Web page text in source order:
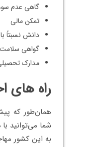
گاهی عدم
تمکن مالی
دانش نسبتاً
گواهی
مدارک
راه‌ های
همان‌طور که
شما می‌توانید
به این کشور